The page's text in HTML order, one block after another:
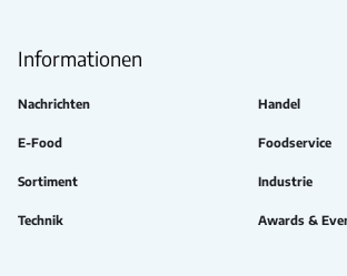
Informationen
Nachrichten Handel
E-Food Foodservice
Sortiment Industrie
Technik Awards &